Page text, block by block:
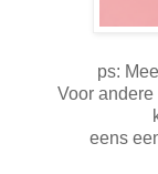
ps:
Voor
eens